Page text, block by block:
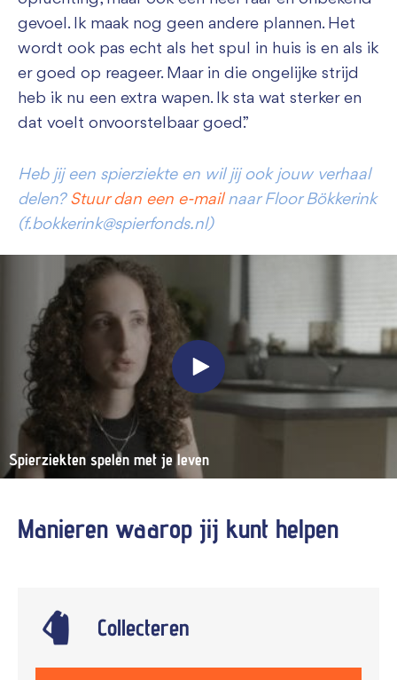
gevoel. Ik maak nog geen andere plannen. Het
wordt ook pas echt als het spul in huis is en als ik
er goed op reageer. Maar in die ongelijke strijd
heb ik nu een extra wapen. Ik sta wat sterker en
dat voelt onvoorstelbaar goed.”
Heb jij een spierziekte en wil jij ook jouw verhaal
delen? Stuur dan een e-mailnaar Floor Bökkerink
(f.bokkerink@spierfonds.nl)
Spierziekten spelen met je leven
Manieren waarop jij kunt helpen
Collecteren